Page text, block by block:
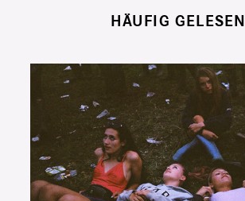
HÄUFIG GELESEN